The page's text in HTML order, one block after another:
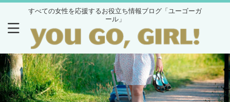
すべての女性を応援するお役立ち情報ブログ「ユーゴーガ
ール」